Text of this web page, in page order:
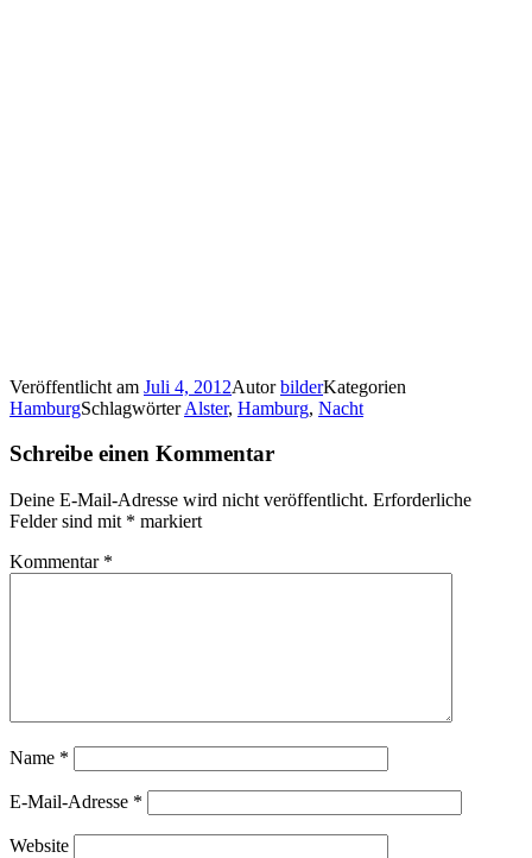
Veröffentlicht am Juli 4, 2012AutorbilderKategorien
HamburgSchlagwörterAlster, Hamburg, Nacht
Schreibe einen Kommentar
Deine E-Mail-Adresse wird nicht veröffentlicht. Erforderliche
Felder sind mit * markiert
Kommentar *
Name *
E-Mail-Adresse *
Website